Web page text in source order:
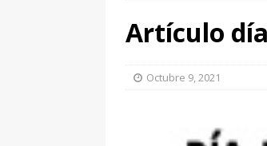
Artículo
Octubre 9, 2021